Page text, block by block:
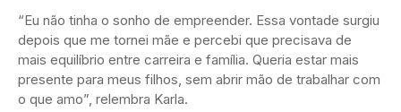
“Eu não tinha o sonho de empreender. Essa vontade surgiu
depois que me tornei mãe e percebi que precisava de
mais equilíbrio entre carreira e família. Queria estar mais
presente para meus filhos, sem abrir mão de trabalhar com
o que amo”, relembra Karla.